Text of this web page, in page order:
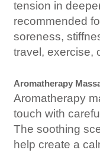
tension in
recommended
soreness,
travel, exercise,
Aromatherapy
Aromatherapy
touch with
The soothing
help create a